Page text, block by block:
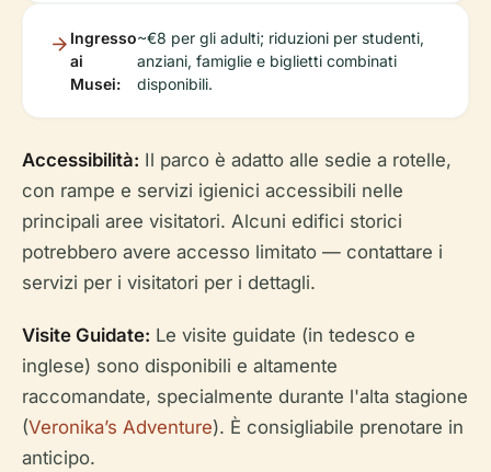
Ingresso
ai
Musei:
~€8 per gli adulti; riduzioni per studenti,
anziani, famiglie e biglietti combinati
disponibili.
Accessibilità: Il parco è adatto alle sedie a rotelle,
con rampe e servizi igienici accessibili nelle
principali aree visitatori. Alcuni edifici storici
potrebbero avere accesso limitato — contattare i
servizi per i visitatori per i dettagli.
Visite Guidate: Le visite guidate (in tedesco e
inglese) sono disponibili e altamente
raccomandate, specialmente durante l'alta stagione
(Veronika’s Adventure). È consigliabile prenotare in
anticipo.